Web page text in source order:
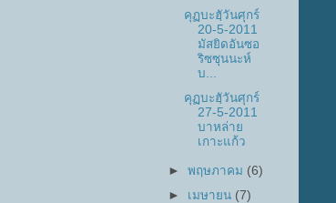
คุฏบะฮฺัวันศุกร์
20-5-2011
มัสยิดอันซอ
ริซซุนนะห์
บ...
คุฏบะฮฺัวันศุกร์
27-5-2011
บาหล่าย
เกาะแก้ว
►พฤษภาคม (6)
► เมษายน (7)